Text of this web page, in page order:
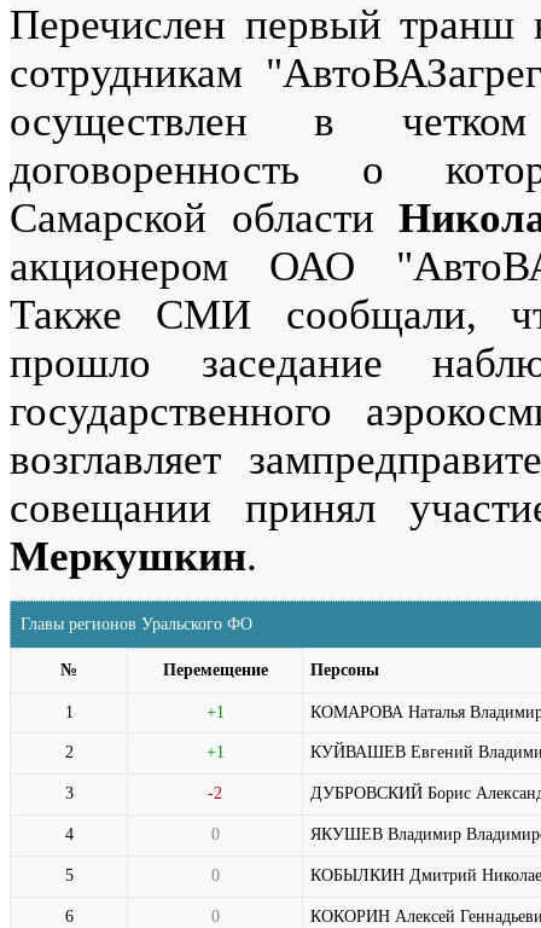
Перечислен первый транш
сотрудникам
осуществлен в
договоренность о
Самарской области
акционером ОАО
Также СМИ сообщали,
прошло заседание
государственного
возглавляет
совещании принял
Меркушкин.
Главы регионов Уральского ФО
№ Перемещение Персоны
1 +1 КОМАРОВА Наталья
2 +1 КУЙВАШЕВ Евгений
3 -2 ДУБРОВСКИЙ Борис
4 0 ЯКУШЕВ Владимир
5 0 КОБЫЛКИН Дмитрий
6 0 КОКОРИН Алексей